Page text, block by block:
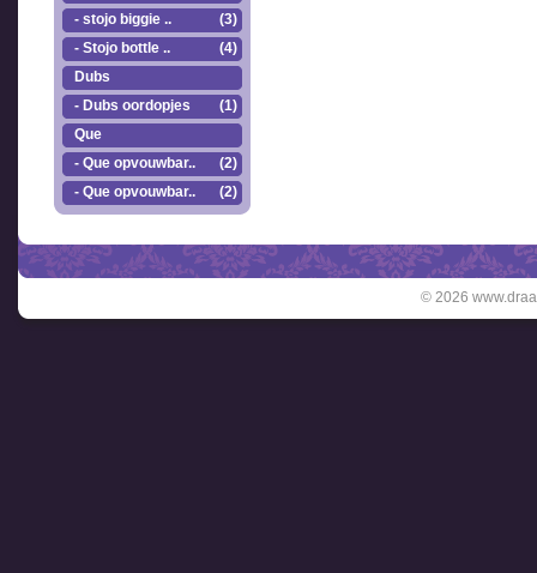
- stojo biggie ..
(3)
- Stojo bottle ..
(4)
Dubs
- Dubs oordopjes
(1)
Que
- Que opvouwbar..
(2)
- Que opvouwbar..
(2)
© 2026